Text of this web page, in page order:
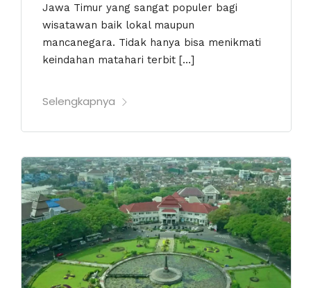
Jawa Timur yang sangat populer bagi
wisatawan baik lokal maupun
mancanegara. Tidak hanya bisa menikmati
keindahan matahari terbit […]
Selengkapnya